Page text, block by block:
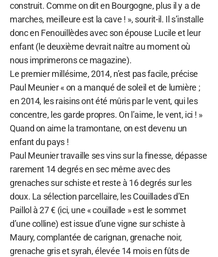
construit. Comme on dit en Bourgogne, plus il y a de
marches, meilleure est la cave ! », sourit-il. Il s’installe
donc en Fenouillèdes avec son épouse Lucile et leur
enfant (le deuxième devrait naître au moment où
nous imprimerons ce magazine).
Le premier millésime, 2014, n’est pas facile, précise
Paul Meunier « on a manqué de soleil et de lumière ;
en 2014, les raisins ont été mûris par le vent, qui les
concentre, les garde propres. On l’aime, le vent, ici ! »
Quand on aime la tramontane, on est devenu un
enfant du pays !
Paul Meunier travaille ses vins sur la finesse, dépasse
rarement 14 degrés en sec même avec des
grenaches sur schiste et reste à 16 degrés sur les
doux. La sélection parcellaire, les Couillades d’En
Paillol à 27 € (ici, une « couillade » est le sommet
d’une colline) est issue d’une vigne sur schiste à
Maury, complantée de carignan, grenache noir,
grenache gris et syrah, élevée 14 mois en fûts de